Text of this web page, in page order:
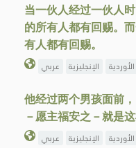
当一伙人经过一伙人
的所有人都有回赐。
有人都有回赐。
عربي الإنجليزية الأوردية
他经过两个男孩面前
－愿主福安之－就是这
عربي الإنجليزية الأوردية